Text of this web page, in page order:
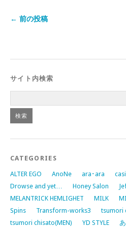
← 前の投稿
サイト内検索
CATEGORIES
ALTER EGO AnoNe ara･ara
Drowse and yet…
Honey Salon
MELANTRICK HEMLIGHET
MILK
Spins
Transform-works3
tsumori
tsumori chisato(MEN)
YD STYLE